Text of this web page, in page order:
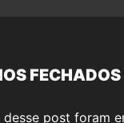
FECHADOS
post foram